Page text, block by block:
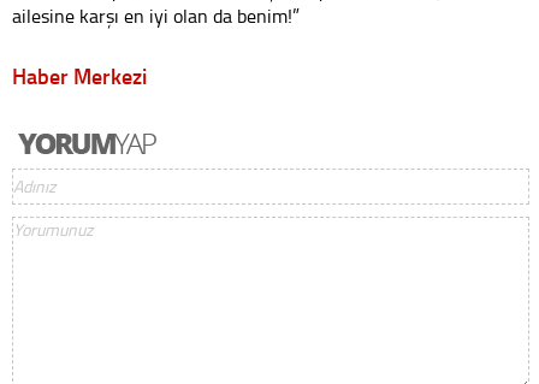
ailesine karşı en iyi olan da benim!”
Haber Merkezi